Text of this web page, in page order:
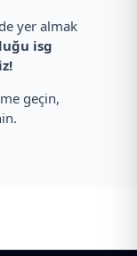
yer almak
isg
geçin,